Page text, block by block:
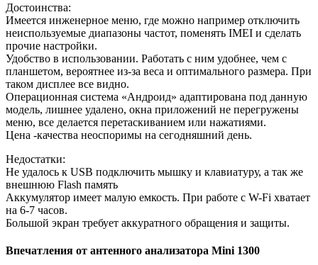
Достоинства:
Имеется инженерное меню, где можно например отключить
неиспользуемые диапазоны частот, поменять IMEI и сделать
прочие настройки.
Удобство в использовании. Работать с ним удобнее, чем с
планшетом, вероятнее из-за веса и оптимального размера. При
таком дисплее все видно.
Операционная система «Андроид» адаптирована под данную
модель, лишнее удалено, окна приложений не перегружены
меню, все делается перетаскиванием или нажатиями.
Цена -качества неоспоримы на сегодняшний день.
Недостатки:
Не удалось к USB подключить мышку и клавиатуру, а так же
внешнюю Flash память
Аккумулятор имеет малую емкость. При работе с W-Fi хватает
на 6-7 часов.
Большой экран требует аккуратного обращения и защиты.
Впечатления от антенного анализатора Mini 1300